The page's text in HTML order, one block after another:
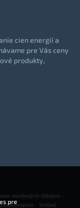
cien energií a
pre Vás ceny
produkty,
pre